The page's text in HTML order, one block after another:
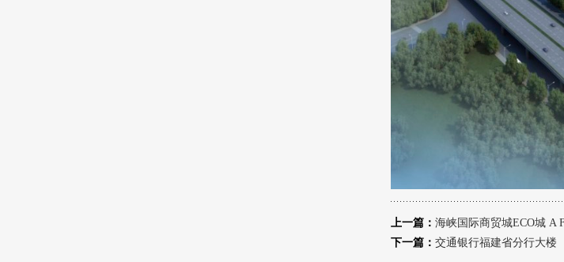
上一篇： 海峡国际商贸城ECO城 A
下一篇： 交通银行福建省分行大楼